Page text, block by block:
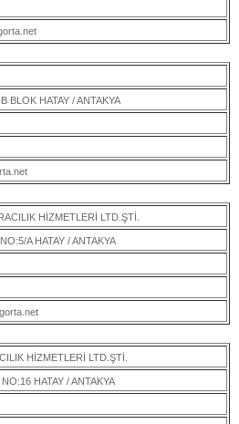
BLOK HATAY / ANTAKYA
HİZMETLERİ LTD.ŞTİ.
A HATAY / ANTAKYA
HİZMETLERİ LTD.ŞTİ.
HATAY / ANTAKYA